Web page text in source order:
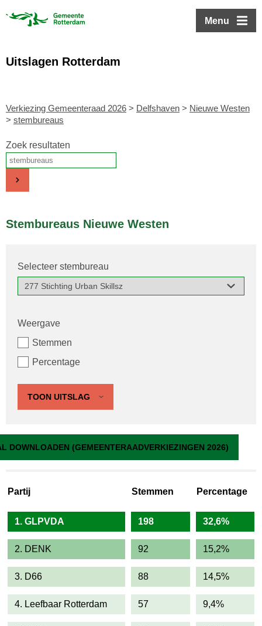
Menu
Uitslagen Rotterdam
Verkiezing Gemeenteraad 2026 > Delfshaven > Nieuwe Westen
> stembureaus
Zoek resultaten
Stembureaus Nieuwe Westen
Selecteer stembureau
Weergave
Stemmen
Percentage
TOON UITSLAG
277 Stichting Urban Skillsz
DOWNLOADEN (GEMEENTERAADVERKIEZINGEN 2026)
Partij Stemmen Percentage
1. GLPVDA 198 32,6%
2. DENK 92 15,2%
3. D66 88 14,5%
4. Leefbaar Rotterdam 57 9,4%